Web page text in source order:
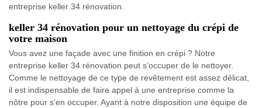
entreprise keller 34 rénovation.
keller 34 rénovation pour un nettoyage du crépi de
votre maison
Vous avez une façade avec une finition en crépi ? Notre
entreprise keller 34 rénovation peut s’occuper de le nettoyer.
Comme le nettoyage de ce type de revêtement est assez délicat,
il est indispensable de faire appel à une entreprise comme la
nôtre pour s’en occuper. Ayant à notre disposition une équipe de